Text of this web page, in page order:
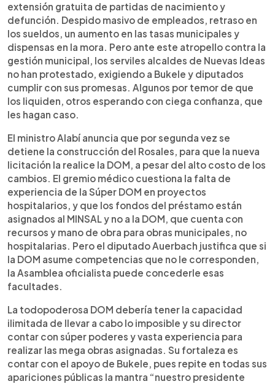
extensión gratuita de partidas de nacimiento y
defunción. Despido masivo de empleados, retraso en
los sueldos, un aumento en las tasas municipales y
dispensas en la mora. Pero ante este atropello contra la
gestión municipal, los serviles alcaldes de Nuevas Ideas
no han protestado, exigiendo a Bukele y diputados
cumplir con sus promesas. Algunos por temor de que
los liquiden, otros esperando con ciega confianza, que
les hagan caso.
El ministro Alabí anuncia que por segunda vez se
detiene la construcción del Rosales, para que la nueva
licitación la realice la DOM, a pesar del alto costo de los
cambios. El gremio médico cuestiona la falta de
experiencia de la Súper DOM en proyectos
hospitalarios, y que los fondos del préstamo están
asignados al MINSAL y no a la DOM, que cuenta con
recursos y mano de obra para obras municipales, no
hospitalarias. Pero el diputado Auerbach justifica que si
la DOM asume competencias que no le corresponden,
la Asamblea oficialista puede concederle esas
facultades.
La todopoderosa DOM debería tener la capacidad
ilimitada de llevar a cabo lo imposible y su director
contar con súper poderes y vasta experiencia para
realizar las mega obras asignadas. Su fortaleza es
contar con el apoyo de Bukele, pues repite en todas sus
apariciones públicas la mantra “nuestro presidente